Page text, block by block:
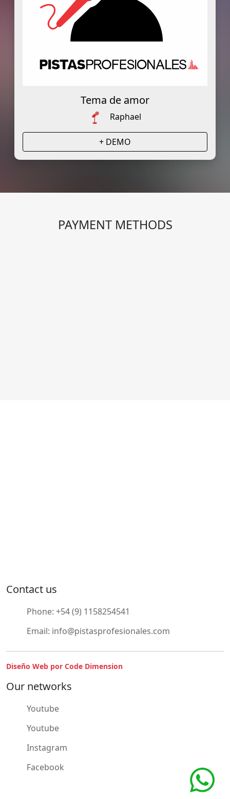
Tema de amor
Raphael
+ DEMO
PAYMENT METHODS
Contact us
Phone: +54 (9) 1158254541
Email: info@pistasprofesionales.com
Diseño Web por Code Dimension
Our networks
Youtube
Youtube
Instagram
Facebook